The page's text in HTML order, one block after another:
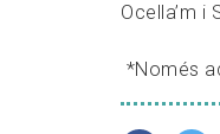
Ocella’m i
*Només